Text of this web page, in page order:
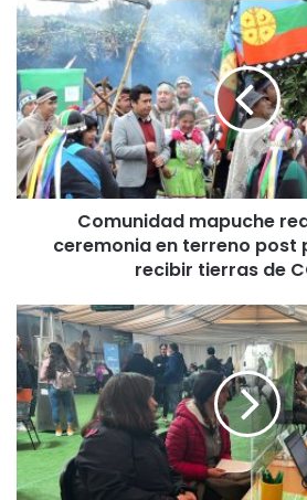
C
o
m
u
n
i
d
a
d
c
h
e
r
e
a
l
Comunidad mapuche
ceremonia en terreno post
recibir tierras de
M
á
s
d
e
6
0